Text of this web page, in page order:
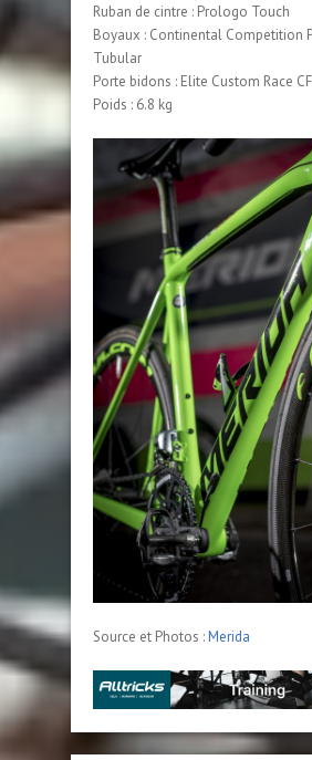
Ruban de cintre : Prologo Touch
Boyaux : Continental Competition
Tubular
Porte bidons : Elite Custom Race CF
Poids : 6.8 kg
Source et Photos :Merida